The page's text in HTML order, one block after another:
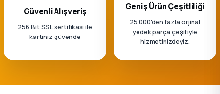
Güvenli Alışveriş
256 Bit SSL sertifikası ile
kartınız güvende
Geniş Ürün Çeşitliliği
25.000'den fazla orjinal
yedek parça çeşitiyle
hizmetinizdeyiz.